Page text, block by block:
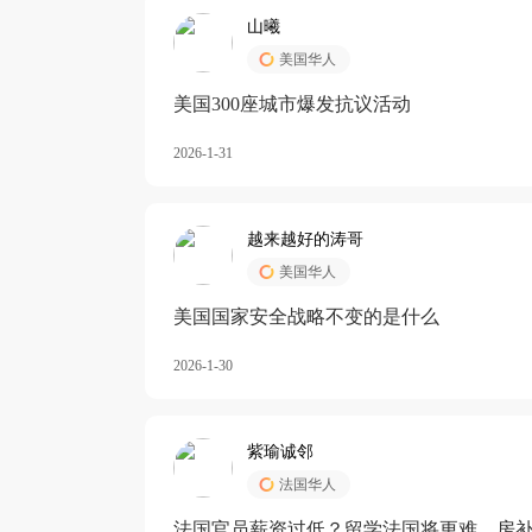
山曦
美国华人
美国300座城市爆发抗议活动
2026-1-31
越来越好的涛哥
美国华人
美国国家安全战略不变的是什么
2026-1-30
紫瑜诚邻
法国华人